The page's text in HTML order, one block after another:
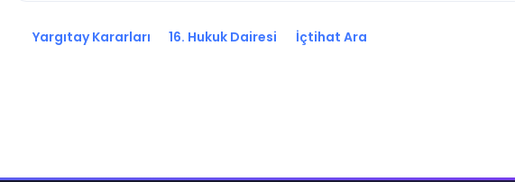
Yargıtay Kararları 16. Hukuk Dairesi İçtihat Ara